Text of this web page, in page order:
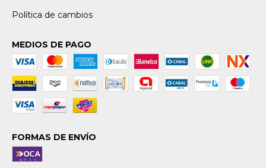
Política de cambios
MEDIOS DE PAGO
FORMAS DE ENVÍO